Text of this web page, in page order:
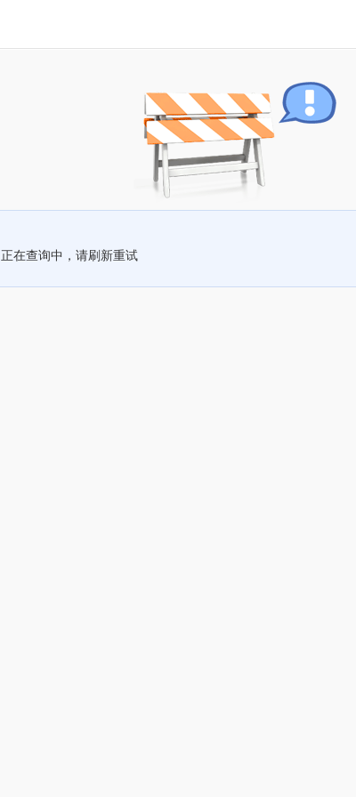
正在查询中，请刷新重试